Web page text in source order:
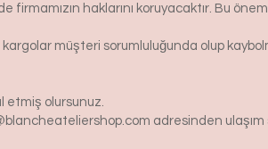
haklarını koruyacaktır. Bu
müşteri sorumluluğunda olup
etmiş olursunuz.
adresinden ulaşım